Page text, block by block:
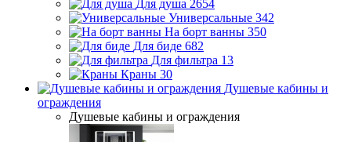
Для душа 2654
Универсальные 342
На борт ванны 350
Для биде 682
Для фильтра 13
Краны 30
Душевые кабины и
ограждения
Душевые кабины и ограждения